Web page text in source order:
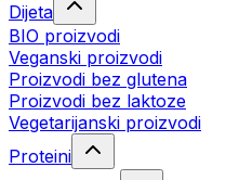
Dijeta
BIO proizvodi
Veganski proizvodi
Proizvodi bez glutena
Proizvodi bez laktoze
Vegetarijanski proizvodi
Proteini